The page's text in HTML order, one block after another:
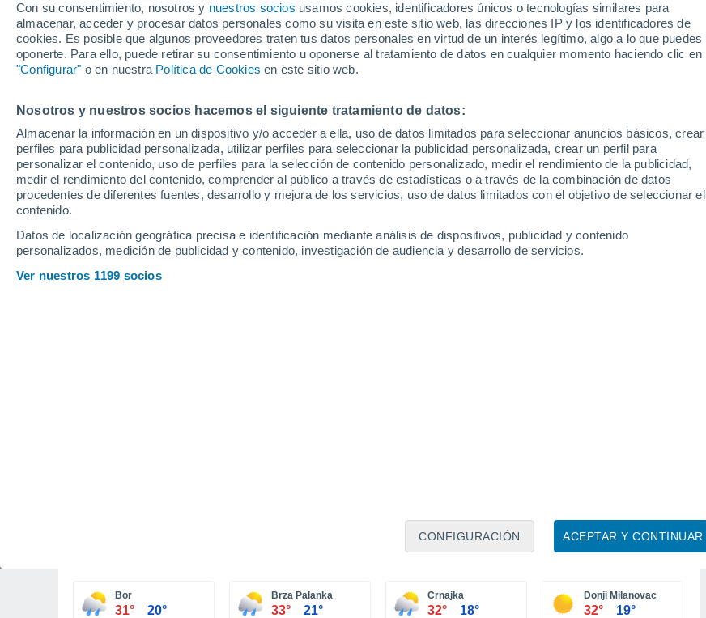
Con su consentimiento, nosotros y nuestros socios usamos cookies, identificadores únicos o tecnologías similares para
almacenar, acceder y procesar datos personales como su visita en este sitio web, las direcciones IP y los identificadores de
cookies. Es posible que algunos proveedores traten tus datos personales en virtud de un interés legítimo, algo a lo que puedes
oponerte. Para ello, puede retirar su consentimiento u oponerse al tratamiento de datos en cualquier momento haciendo clic en
"Configurar" o en nuestra Política de Cookies en este sitio web.
Nosotros y nuestros socios hacemos el siguiente tratamiento de datos:
Almacenar la información en un dispositivo y/o acceder a ella, uso de datos limitados para seleccionar anuncios básicos, crear
perfiles para publicidad personalizada, utilizar perfiles para seleccionar la publicidad personalizada, crear un perfil para
personalizar el contenido, uso de perfiles para la selección de contenido personalizado, medir el rendimiento de la publicidad,
medir el rendimiento del contenido, comprender al público a través de estadísticas o a través de la combinación de datos
procedentes de diferentes fuentes, desarrollo y mejora de los servicios, uso de datos limitados con el objetivo de seleccionar el
contenido.
Datos de localización geográfica precisa e identificación mediante análisis de dispositivos, publicidad y contenido
personalizados, medición de publicidad y contenido, investigación de audiencia y desarrollo de servicios.
Ver nuestros 1199 socios
ACEPTAR Y CONTINUAR
CONFIGURACIÓN
31°
20°
Bor
31°
Tekija
Bor
31° 20°
Brza Palanka
33° 21°
Crnajka
32° 18°
Donji Milanovac
32° 19°